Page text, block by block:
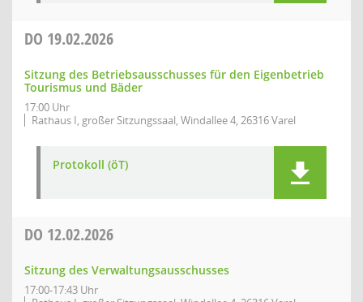
DO 19.02.2026
Sitzung des Betriebsausschusses für den Eigenbetrieb
Tourismus und Bäder
17:00 Uhr
Rathaus I, großer Sitzungssaal, Windallee 4, 26316 Varel
Protokoll (öT)
DO 12.02.2026
Sitzung des Verwaltungsausschusses
17:00-17:43 Uhr